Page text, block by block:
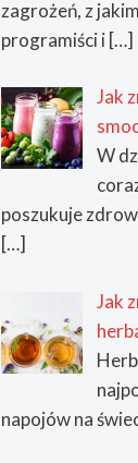
zagrożeń, z
programiści i[…]
Jak
W
poszukuje
[…]
Jak
napojów na